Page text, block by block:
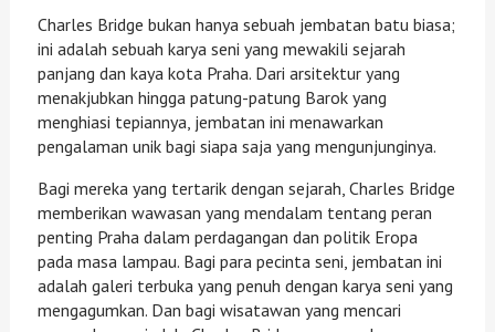
Charles Bridge bukan hanya sebuah jembatan batu biasa;
ini adalah sebuah karya seni yang mewakili sejarah
panjang dan kaya kota Praha. Dari arsitektur yang
menakjubkan hingga patung-patung Barok yang
menghiasi tepiannya, jembatan ini menawarkan
pengalaman unik bagi siapa saja yang mengunjunginya.
Bagi mereka yang tertarik dengan sejarah, Charles Bridge
memberikan wawasan yang mendalam tentang peran
penting Praha dalam perdagangan dan politik Eropa
pada masa lampau. Bagi para pecinta seni, jembatan ini
adalah galeri terbuka yang penuh dengan karya seni yang
mengagumkan. Dan bagi wisatawan yang mencari